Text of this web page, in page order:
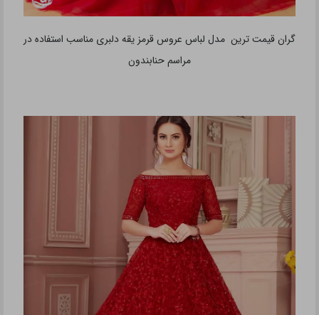
گران قیمت ترین مدل لباس عروس قرمز یقه دلبری مناسب استفاده در
مراسم حنابندون